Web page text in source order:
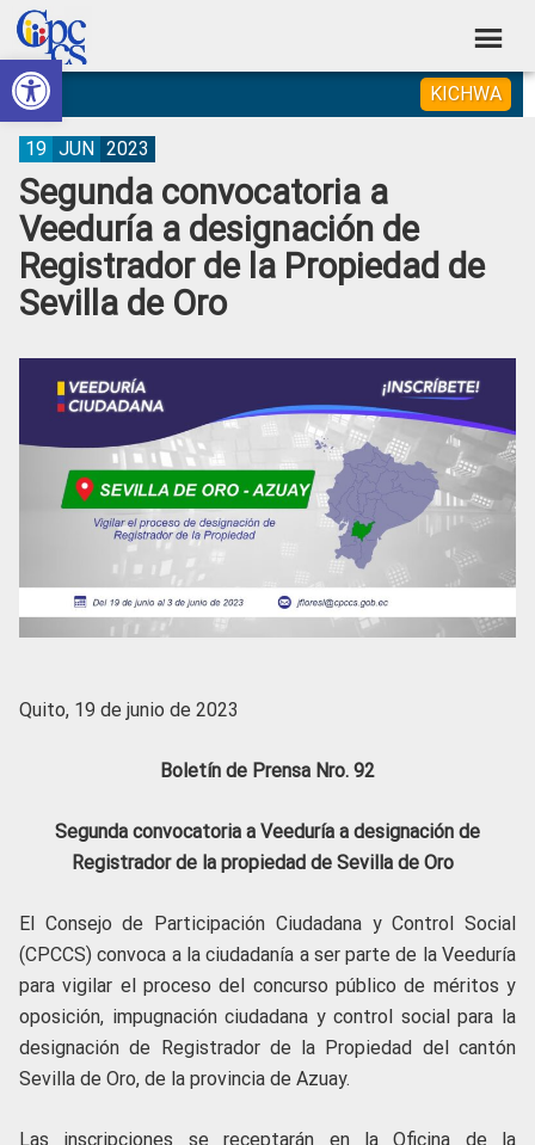
Abrir barra de herramientas
Skip
to
primary
navigation
Skip
to
main
content
Skip
to
primary
sidebar
Skip
to
footer
Consejo
de
Participación
Ciudadana
Control
Social
Construyendo
Poder
Ciudadano
KICHWA
Segunda convocatoria a
Veeduría a designación de
Registrador de la Propiedad de
Sevilla de Oro
19 JUN 2023
Quito, 19 de junio de 2023
Boletín de Prensa Nro. 92
Segunda convocatoria a Veeduría a designación de
Registrador de la propiedad de Sevilla de Oro
El Consejo de Participación Ciudadana y Control Social
(CPCCS) convoca a la ciudadanía a ser parte de la Veeduría
para vigilar el proceso del concurso público de méritos y
oposición, impugnación ciudadana y control social para la
designación de Registrador de la Propiedad del cantón
Sevilla de Oro, de la provincia de Azuay.
Las inscripciones se receptarán en la Oficina de la